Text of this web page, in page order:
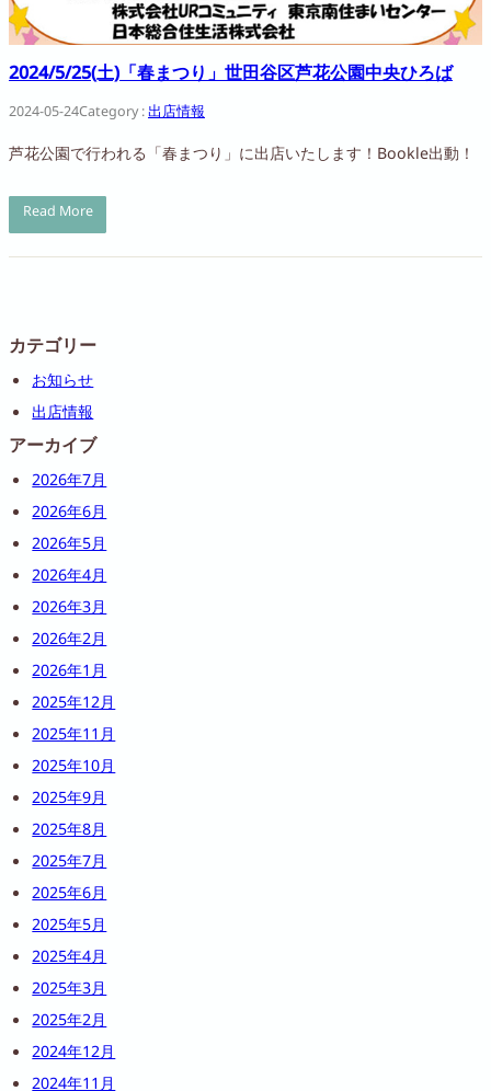
2024/5/25(土)「春まつり」世田谷区芦花公園中央ひろば
2024-05-24Category :出店情報
芦花公園で行われる「春まつり」に出店いたします！bookle出動！
Read More
カテゴリー
お知らせ
出店情報
アーカイブ
2026年7月
2026年6月
2026年5月
2026年4月
2026年3月
2026年2月
2026年1月
2025年12月
2025年11月
2025年10月
2025年9月
2025年8月
2025年7月
2025年6月
2025年5月
2025年4月
2025年3月
2025年2月
2024年12月